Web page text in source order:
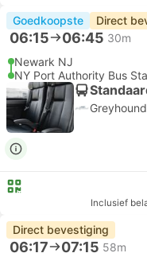
Goedkoopste Direct
06:15 06:45 30m
Newark NJ
NY Port Authority Bus
Greyhound
Inclusief
Direct bevestiging
06:17 07:15 58m